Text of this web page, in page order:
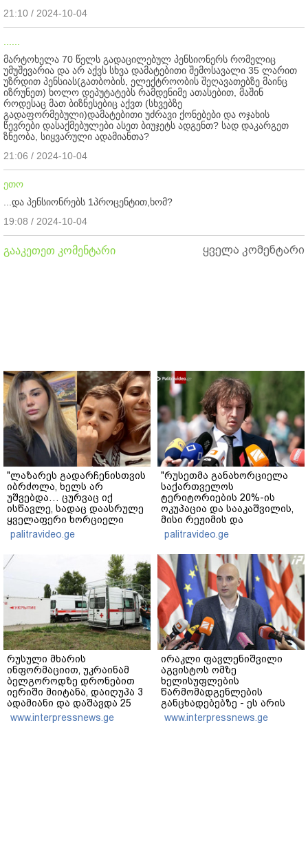
21:10 / 2024-10-04
მარტოხელა 70 წელს გადაცილებულ პენსიონერს რომელიც
უმუშევარია და არ აქვს სხვა დამატებითი შემოსავალი 35 ლარით
უზრდით პენსიას(გათბობის, ელექტროობის შეღავათებზე მაინც
იზრუნეთ) ხოლო დეპუტატებს რამდენიმე ათასებით, მაშინ
როდესაც მათ ბიზნესებიც აქვთ (სხვებზე
გადაფორმებული)დამატებითი უძრავი ქონებები და ოჯახის
წევრები დასაქმებულები ასეთ ბიუჯეტს ადგენთ? სად დაკარგეთ
ზნეობა, სიყვარული ადამიანთა?
21:06 / 2024-10-04
ეთო
...და პენსიონრებს 1პროცენტით,ხომ?
19:08 / 2024-10-04
გააკეთეთ კომენტარი ყველა კომენტარი
"ლაზარეს გადარჩენისთვის
იბრძოლა, ხელს არ
უშვებდა… ცურვაც იქ
ისწავლე, სადაც დაასრულე
ყველაფერი ხორციელი
ცხოვრებიდან" – რას წერს
ხობში დაღუპული დედა-
შვილის ახლობელი?
palitravideo.ge
"რუსეთმა განახორციელა
საქართველოს
ტერიტორიების 20%-ის
ოკუპაცია და სააკაშვილის,
მისი რეჟიმის და
"ნაცმოძრაობის" ღალატი
ვერანაირად ვერ
გადაფარავს ამ
დანაშაულს" - ირაკლი
კობახიძე
palitravideo.ge
რუსული მხარის
ინფორმაციით, უკრაინამ
ბელგოროდზე დრონებით
იერიში მიიტანა, დაიღუპა 3
ადამიანი და დაშავდა 25
www.interpressnews.ge
ირაკლი ფავლენიშვილი
აგვისტოს ომზე
ხელისუფლების
წარმომადგენლების
განცხადებებზე - ეს არის
ეროვნული ინტერესების
აშკარა ღალატი - არავის
www.interpressnews.ge